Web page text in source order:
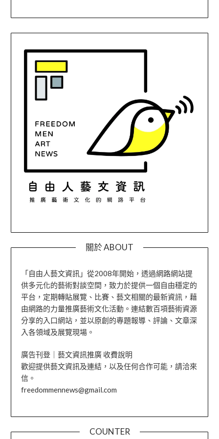
關於 ABOUT
「自由人藝文資訊」從2008年開始，透過網路網站提
供多元化的藝術對談空間，致力於提供一個自由穩定的
平台，定期轉貼展覽、比賽、藝文相關的最新資訊，藉
由網路的力量推廣藝術文化活動。連結數百項藝術資源
分享的入口網站，並以原創的專題報導、評論、文章深
入各領域及展覽現場。
廣告刊登｜藝文資訊推廣 收費說明
歡迎提供藝文資訊及連結，以及任何合作可能，請洽來
信。
freedommennews@gmail.com
COUNTER